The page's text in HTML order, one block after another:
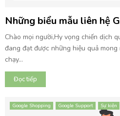
Những biểu mẫu liên hệ
Chào mọi người,Hy vọng chiến dịch
đang đạt được những hiệu quả
chạy...
Đọc tiếp
Google Shopping Google Support Sự kiện